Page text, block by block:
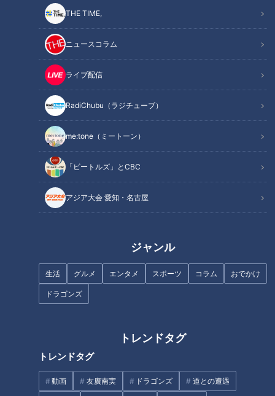
THE TIME,
ニュースコラム
ライブ配信
RadiChubu（ラジチューブ）
me:tone（ミートーン）
「ビートルズ」とCBC
アジア大会 愛知・名古屋
ジャンル
生活 グルメ エンタメ スポーツ コラム おでかけ
ドラゴンズ
トレンドタグ
トレンドタグ
動画 友廣南実 ドラゴンズ 道との遭遇
記事に戻る
この記事を見たあなたへのおすすめ
明治時代の隧道をラリーカーが
駆け抜ける！公道を猛スピード
で走るラリージャパンのコース
を巡る旅
見で道マニアも感動！“廃道”を
巡る旅
年に2回だけ公開される立ち入